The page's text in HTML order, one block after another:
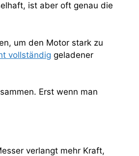
ist aber oft genau die
um den Motor stark zu
vollständig geladener
Erst wenn man
verlangt mehr Kraft,